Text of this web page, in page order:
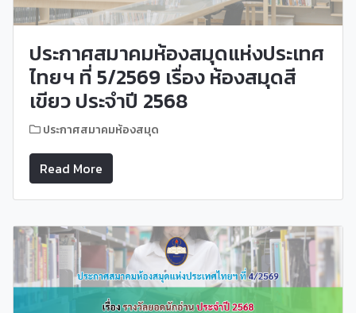
ประกาศสมาคมห้องสมุดแห่งประเทศ
ไทยฯ ที่ 5/2569 เรื่อง ห้องสมุดสี
เขียว ประจำปี 2568
ประกาศสมาคมห้องสมุด
Read More